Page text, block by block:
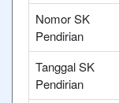
Nomor SK
Pendirian
Tanggal SK
Pendirian